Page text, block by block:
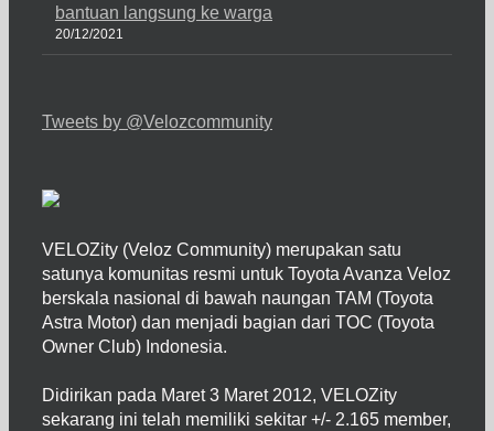
bantuan langsung ke warga
20/12/2021
Tweets by @Velozcommunity
VELOZity (Veloz Community) merupakan satu
satunya komunitas resmi untuk Toyota Avanza Veloz
berskala nasional di bawah naungan TAM (Toyota
Astra Motor) dan menjadi bagian dari TOC (Toyota
Owner Club) Indonesia.
Didirikan pada Maret 3 Maret 2012, VELOZity
sekarang ini telah memiliki sekitar +/- 2.165 member,